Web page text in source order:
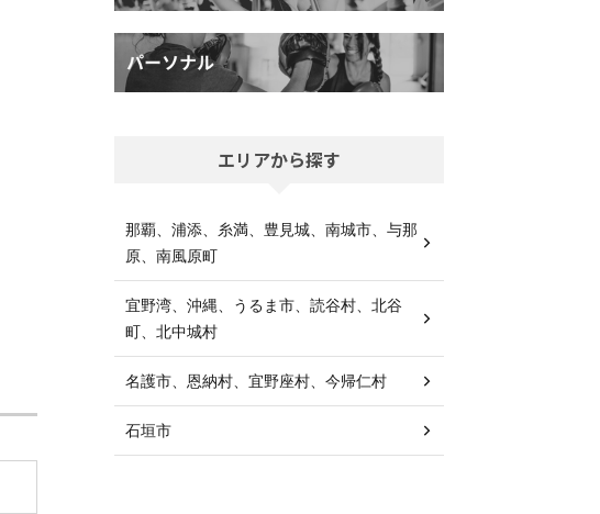
エリアから探す
那覇、浦添、糸満、豊見城、南城市、与那
原、南風原町
宜野湾、沖縄、うるま市、読谷村、北谷
町、北中城村
名護市、恩納村、宜野座村、今帰仁村
石垣市